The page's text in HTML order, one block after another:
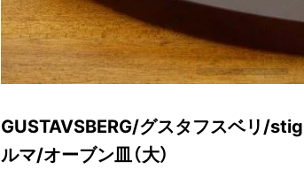
GUSTAVSBERG/グスタフスベリ/
ルマ/オーブン皿（大）